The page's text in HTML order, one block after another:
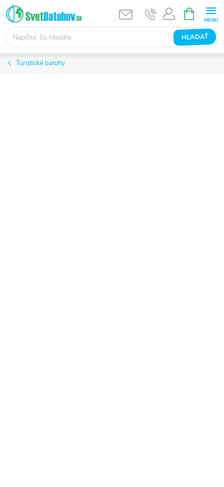
Prejsť
na
obsah
HĽADAŤ
KOŠÍK
Turistické batohy